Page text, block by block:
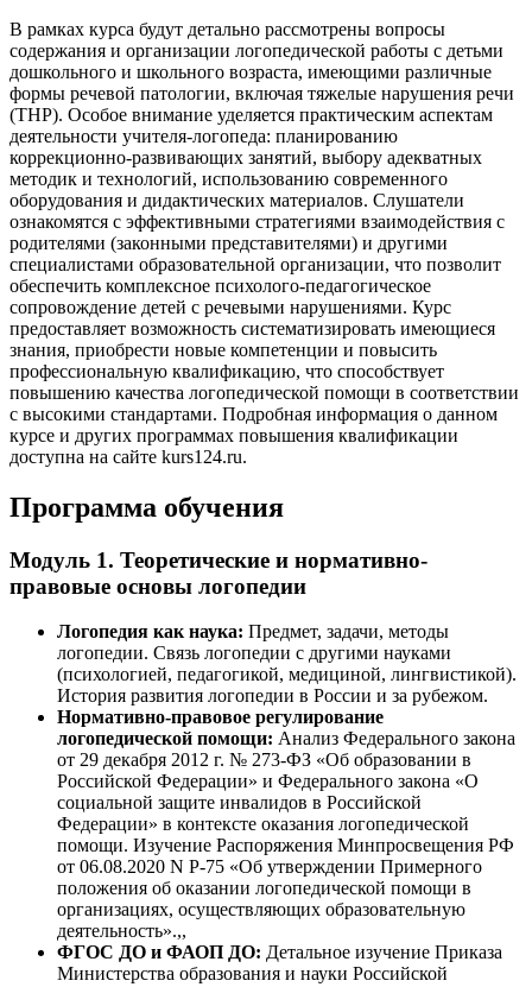
В рамках курса будут детально рассмотрены вопросы
содержания и организации логопедической работы с детьми
дошкольного и школьного возраста, имеющими различные
формы речевой патологии, включая тяжелые нарушения речи
(ТНР). Особое внимание уделяется практическим аспектам
деятельности учителя-логопеда: планированию
коррекционно-развивающих занятий, выбору адекватных
методик и технологий, использованию современного
оборудования и дидактических материалов. Слушатели
ознакомятся с эффективными стратегиями взаимодействия с
родителями (законными представителями) и другими
специалистами образовательной организации, что позволит
обеспечить комплексное психолого-педагогическое
сопровождение детей с речевыми нарушениями. Курс
предоставляет возможность систематизировать имеющиеся
знания, приобрести новые компетенции и повысить
профессиональную квалификацию, что способствует
повышению качества логопедической помощи в соответствии
с высокими стандартами. Подробная информация о данном
курсе и других программах повышения квалификации
доступна на сайте kurs124.ru.
Программа обучения
Модуль 1. Теоретические и нормативно-
правовые основы логопедии
Логопедия как наука: Предмет, задачи, методы
логопедии. Связь логопедии с другими науками
(психологией, педагогикой, медициной, лингвистикой).
История развития логопедии в России и за рубежом.
Нормативно-правовое регулирование
логопедической помощи: Анализ Федерального закона
от 29 декабря 2012 г. № 273-ФЗ «Об образовании в
Российской Федерации» и Федерального закона «О
социальной защите инвалидов в Российской
Федерации» в контексте оказания логопедической
помощи. Изучение Распоряжения Минпросвещения РФ
от 06.08.2020 N Р-75 «Об утверждении Примерного
положения об оказании логопедической помощи в
организациях, осуществляющих образовательную
деятельность».,,
ФГОС ДО и ФАОП ДО: Детальное изучение Приказа
Министерства образования и науки Российской